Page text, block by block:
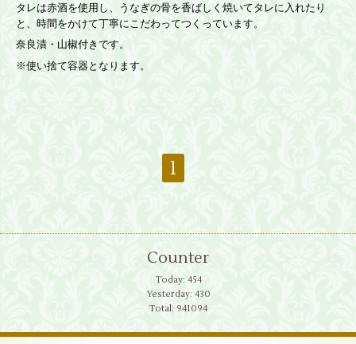
タレは赤酒を使用し、うなぎの骨を香ばしく焼いてタレに入れたり
と、時間をかけて丁寧にこだわってつくっています。
奈良漬・山椒付きです。
※使い捨て容器となります。
1
Counter
Today: 454
Yesterday: 430
Total: 941094